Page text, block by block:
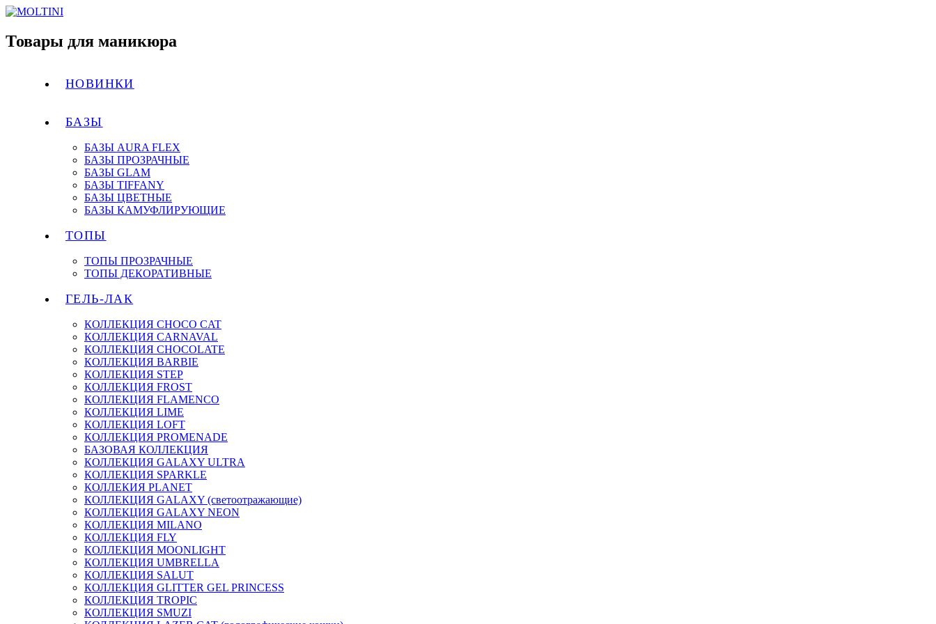
Товары для маникюра
НОВИНКИ
БАЗЫ
БАЗЫ AURA FLEX
БАЗЫ ПРОЗРАЧНЫЕ
БАЗЫ GLAM
БАЗЫ TIFFANY
БАЗЫ ЦВЕТНЫЕ
БАЗЫ КАМУФЛИРУЮЩИЕ
ТОПЫ
ТОПЫ ПРОЗРАЧНЫЕ
ТОПЫ ДЕКОРАТИВНЫЕ
ГЕЛЬ-ЛАК
КОЛЛЕКЦИЯ CHOCO CAT
КОЛЛЕКЦИЯ CARNAVAL
КОЛЛЕКЦИЯ CHOCOLATE
КОЛЛЕКЦИЯ BARBIE
КОЛЛЕКЦИЯ STEP
КОЛЛЕКЦИЯ FROST
КОЛЛЕКЦИЯ FLAMENCO
КОЛЛЕКЦИЯ LIME
КОЛЛЕКЦИЯ LOFT
КОЛЛЕКЦИЯ PROMENADE
БАЗОВАЯ КОЛЛЕКЦИЯ
КОЛЛЕКЦИЯ GALAXY ULTRA
КОЛЛЕКЦИЯ SPARKLE
КОЛЛЕКИЯ PLANET
КОЛЛЕКЦИЯ GALAXY (светоотражающие)
КОЛЛЕКЦИЯ GALAXY NEON
КОЛЛЕКЦИЯ MILANO
КОЛЛЕКЦИЯ FLY
КОЛЛЕКЦИЯ MOONLIGHT
КОЛЛЕКЦИЯ UMBRELLA
КОЛЛЕКЦИЯ SALUT
КОЛЛЕКЦИЯ GLITTER GEL PRINCESS
КОЛЛЕКЦИЯ TROPIC
КОЛЛЕКЦИЯ SMUZI